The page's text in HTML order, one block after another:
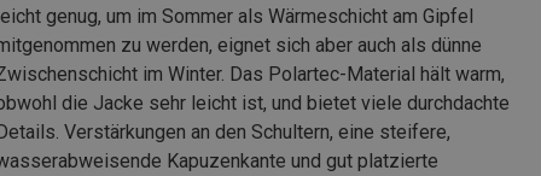
genug, um im Sommer als Wärmeschicht am Gipfel
zu werden, eignet sich aber auch als dünne
im Winter. Das Polartec-Material hält warm,
die Jacke sehr leicht ist, und bietet viele durchdachte
Verstärkungen an den Schultern, eine steifere,
Kapuzenkante und gut platzierte